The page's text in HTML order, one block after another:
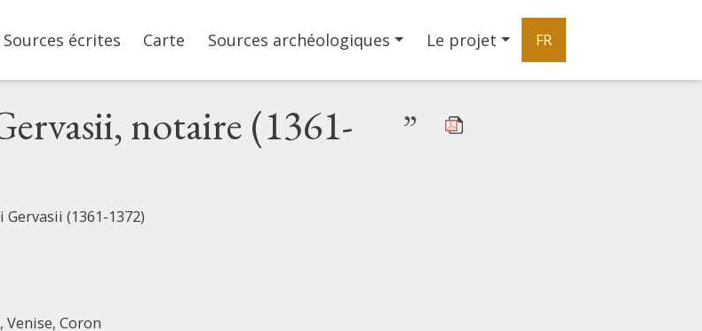
search
Main navigation
Sources écrites Carte Sources archéologiques Le projet FR
notaire (1361-
”
(1361-1372)
Venise, Coron